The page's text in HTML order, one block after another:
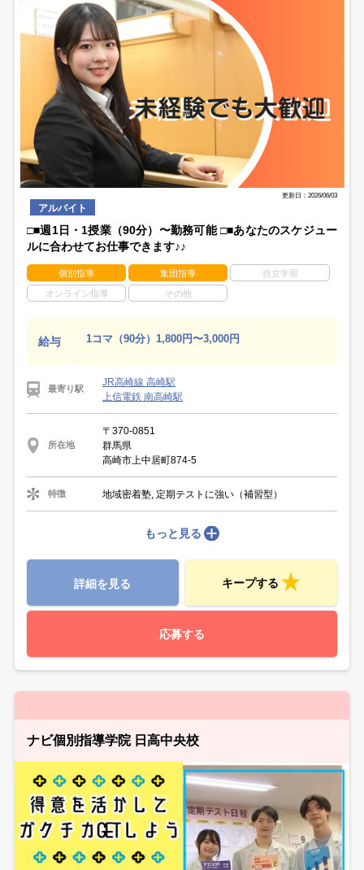
更新日：2026/06/03
アルバイト
□■週1日・1授業（90分）〜勤務可能 □■あなたのスケジュー
ルに合わせてお仕事できます♪♪
個別指導 集団指導 自立学習
オンライン指導 その他
給与 1コマ（90分）1,800円〜3,000円
最寄り駅
JR高崎線 高崎駅
上信電鉄 南高崎駅
所在地
〒370-0851
群馬県
高崎市上中居町874-5
特徴 地域密着塾, 定期テストに強い（補習型）
もっと見る
詳細を見る キープする
応募する
ナビ個別指導学院 日高中央校